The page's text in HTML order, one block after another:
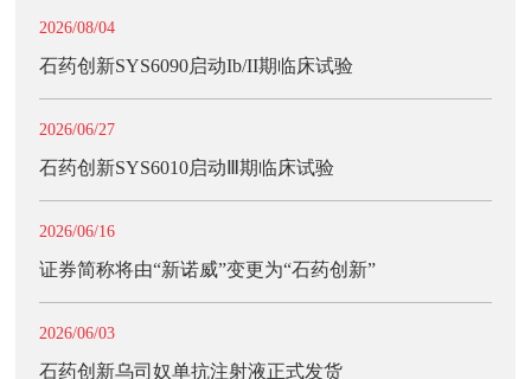
2026/08/04
石药创新SYS6090启动Ib/II期临床试验
2026/06/27
石药创新SYS6010启动Ⅲ期临床试验
2026/06/16
证券简称将由“新诺威”变更为“石药创新”
2026/06/03
石药创新乌司奴单抗注射液正式发货